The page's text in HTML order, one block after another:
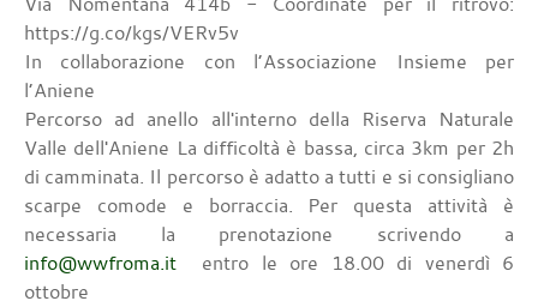
https://g.co/kgs/VERv5v
In collaborazione con l’Associazione Insieme per
l’Aniene
Percorso ad anello all'interno della Riserva Naturale
Valle dell'Aniene La difficoltà è bassa, circa 3km per 2h
di camminata. Il percorso è adatto a tutti e si consigliano
scarpe comode e borraccia. Per questa attività è
necessaria la prenotazione scrivendo a
info@wwfroma.it entro le ore 18.00 di venerdì 6
ottobre